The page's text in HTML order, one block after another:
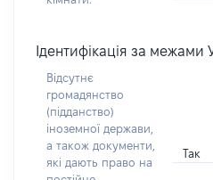
Ідентифікація за межами
Відсутнє
громадянство
(підданство)
іноземної держави,
а також документи,
які дають право на
Так